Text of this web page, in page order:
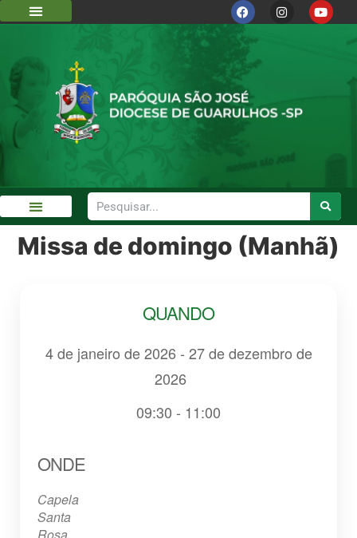
Missa de domingo (Manhã)
QUANDO
4 de janeiro de 2026 - 27 de dezembro de
2026
09:30 - 11:00
ONDE
Capela
Santa